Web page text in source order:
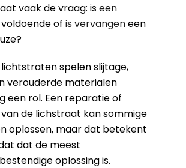
vaak de vraag: iseen
of is vervangeneen
lichtstraten spelen slijtage,
verouderde materialen
een rol. Een reparatie of
de lichstraat kan sommige
oplossen, maar dat betekent
dat de meest
oplossing is.